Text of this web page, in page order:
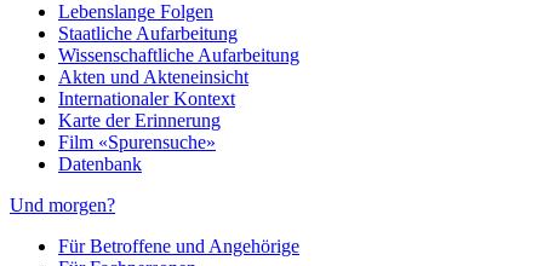
Lebenslange Folgen
Staatliche Aufarbeitung
Wissenschaftliche Aufarbeitung
Akten und Akteneinsicht
Internationaler Kontext
Karte der Erinnerung
Film «Spurensuche»
Datenbank
Und morgen?
Für Betroffene und Angehörige